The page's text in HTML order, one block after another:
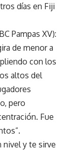
días en Fiji
Pampas XV):
de menor a
con los
altos del
pero
Fue
nivel y te sirve